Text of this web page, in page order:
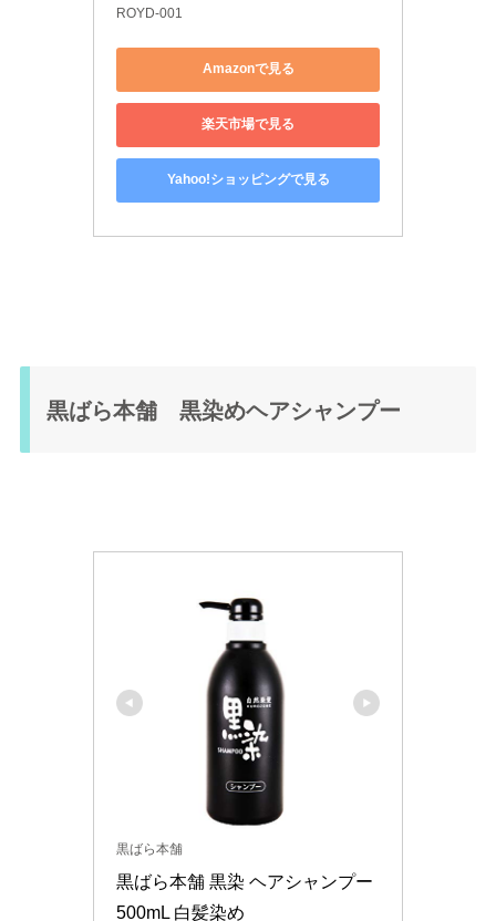
ROYD-001
Amazonで見る
楽天市場で見る
Yahoo!ショッピングで見る
黒ばら本舗 黒染めヘアシャンプー
黒ばら本舗
黒ばら本舗 黒染 ヘアシャンプー
500mL 白髪染め